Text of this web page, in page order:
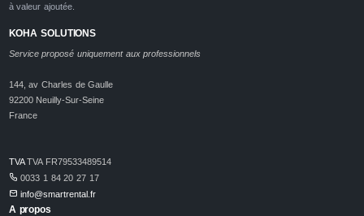
à valeur ajoutée.
KOHA SOLUTIONS
Service proposé uniquement aux professionnels
144, av Charles de Gaulle
92200 Neuilly-Sur-Seine
France
TVATVA FR79533489514
0033 1 84 20 27 17
info@smartrental.fr
A propos